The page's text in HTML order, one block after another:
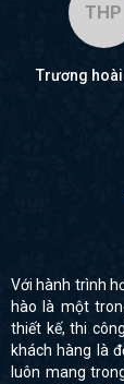
THP
Trương
Với hành trình
hào là một
thiết kế, thi
khách hàng là
luôn mang